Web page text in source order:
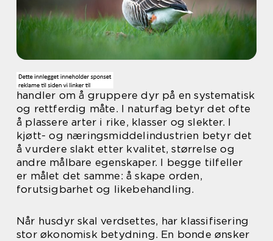
handler om å gruppere dyr på en systematisk
og rettferdig måte. I naturfag betyr det ofte
å plassere arter i rike, klasser og slekter. I
kjøtt- og næringsmiddelindustrien betyr det
å vurdere slakt etter kvalitet, størrelse og
andre målbare egenskaper. I begge tilfeller
er målet det samme: å skape orden,
forutsigbarhet og likebehandling.
Når husdyr skal verdsettes, har klassifisering
stor økonomisk betydning. En bonde ønsker